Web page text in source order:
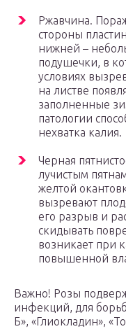
Ржавчина.
стороны
нижней –
подушечки, в
условиях
на листве
заполненные
патологии
нехватка калия.
Черная
лучистым
желтой
вызревают
его разрыв и
скидывать
возникает при
повышенной
Важно! Розы
инфекций, для
Б», «Глиокладин»,